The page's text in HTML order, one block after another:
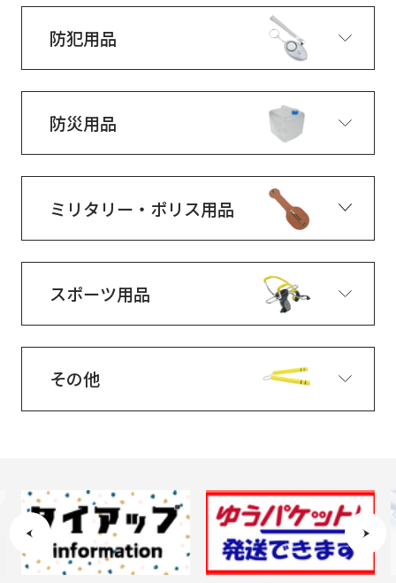
防犯用品
防災用品
ミリタリー・ポリス用品
スポーツ用品
その他